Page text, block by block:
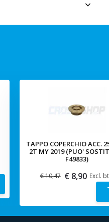
TAPPO COPERCHIO ACC.
2T MY 2019 (PUO'
F49833)
€ 10,47 € 8,90 Excl.